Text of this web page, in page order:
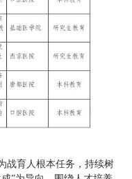
战育人根本任务，持续树